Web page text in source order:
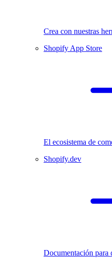
Crea con nuestras
Shopify App Store
El ecosistema de
Shopify.dev
Documentación para